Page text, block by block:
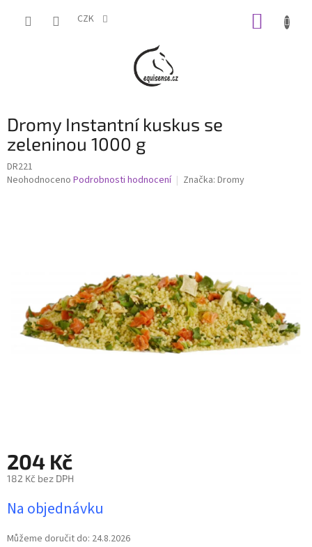
CZK
Dromy Instantní kuskus se
zeleninou 1000 g
DR221
Průměrné
Neohodnoceno Podrobnosti hodnocení Značka: Dromy
204 Kč
182 Kč bez DPH
cena:
Na objednávku
Můžeme doručit do: 24.8.2026